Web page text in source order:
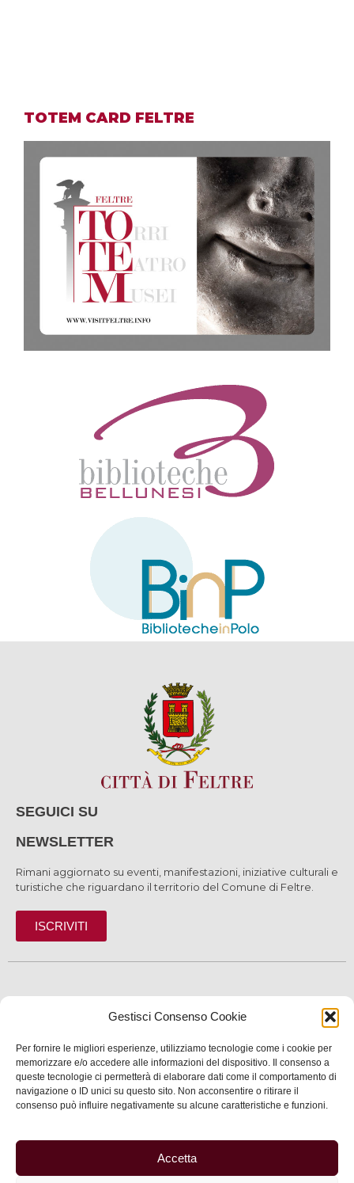
Gestisci Consenso Cookie
Per fornire le migliori esperienze, utilizziamo tecnologie come i cookie per
memorizzare e/o accedere alle informazioni del dispositivo. Il consenso a
queste tecnologie ci permetterà di elaborare dati come il comportamento di
navigazione o ID unici su questo sito. Non acconsentire o ritirare il
consenso può influire negativamente su alcune caratteristiche e funzioni.
Accetta
TOTEM CARD FELTRE
SEGUICI SU
NEWSLETTER
Rimani aggiornato su eventi, manifestazioni, iniziative culturali e
turistiche che riguardano il territorio del Comune di Feltre.
ISCRIVITI
SERVIZI
INFORMAZIONI
© 2025 Assessorato al Turismo della Città di Feltre